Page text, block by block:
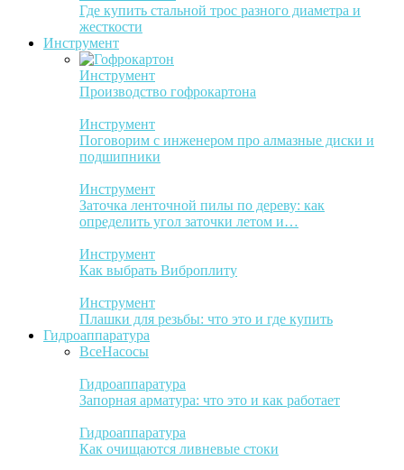
Где купить стальной трос разного диаметра и
жесткости
Инструмент
Инструмент
Производство гофрокартона
Инструмент
Поговорим с инженером про алмазные диски и
подшипники
Инструмент
Заточка ленточной пилы по дереву: как
определить угол заточки летом и…
Инструмент
Как выбрать Виброплиту
Инструмент
Плашки для резьбы: что это и где купить
Гидроаппаратура
ВсеНасосы
Гидроаппаратура
Запорная арматура: что это и как работает
Гидроаппаратура
Как очищаются ливневые стоки